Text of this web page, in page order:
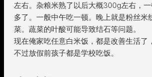
左右。杂粮米熟了以后大概300g左右，
多了。一般中午吃一顿。晚上就是粉丝米
菜。蔬菜的叶酸可能导致结石等问题。
现在俺家吃任意白米饭，都是改善生活了
不过放假前孩子都是学校吃饭。